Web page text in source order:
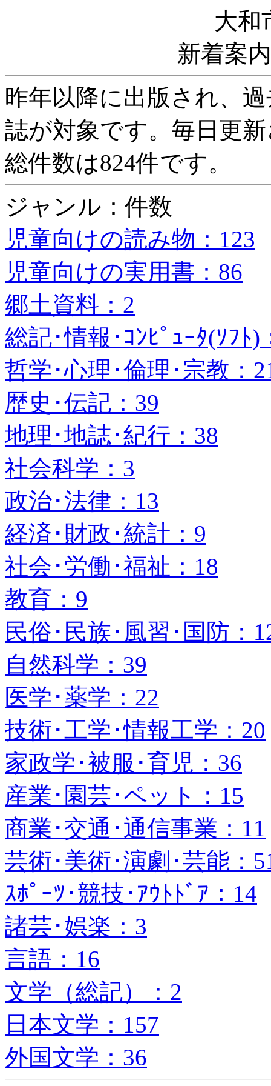
大和
新着案
昨年以降に出版され、
誌が対象です。毎日更
総件数は824件です。
ジャンル：件数
児童向けの読み物：123
児童向けの実用書：86
郷土資料：2
総記･情報･ｺﾝﾋﾟｭｰﾀ(ｿﾌﾄ)
哲学･心理･倫理･宗教：
歴史･伝記：39
地理･地誌･紀行：38
社会科学：3
政治･法律：13
経済･財政･統計：9
社会･労働･福祉：18
教育：9
民俗･民族･風習･国防：
自然科学：39
医学･薬学：22
技術･工学･情報工学：20
家政学･被服･育児：36
産業･園芸･ペット：15
商業･交通･通信事業：11
芸術･美術･演劇･芸能：
ｽﾎﾟｰﾂ･競技･ｱｳﾄﾄﾞｱ：14
諸芸･娯楽：3
言語：16
文学（総記）：2
日本文学：157
外国文学：36